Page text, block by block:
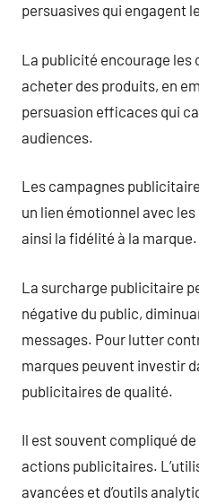
persuasives qui engagent
La publicité encourage les
acheter des produits, en
persuasion efficaces qui
audiences.
Les campagnes
un lien émotionnel avec
ainsi la fidélité à la marque.
La surcharge publicitaire
négative du public,
messages. Pour lutter
marques peuvent investir
publicitaires de qualité.
Il est souvent compliqué
actions publicitaires.
avancées et d’outils